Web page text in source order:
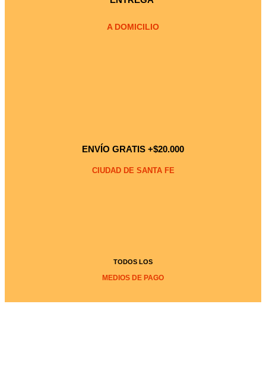
A DOMICILIO
ENVÍO GRATIS +$20.000
CIUDAD DE SANTA FE
TODOS LOS
MEDIOS DE PAGO